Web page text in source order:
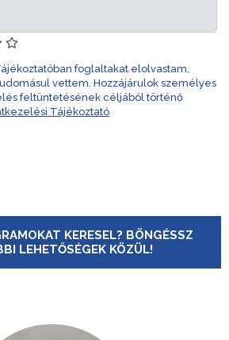
foglaltakat elolvastam,
vettem. Hozzájárulok személyes
feltüntetésének céljából történő
Tájékoztató
KERESEL? BÖNGÉSSZ
LEHETŐSÉGEK KÖZÜL!